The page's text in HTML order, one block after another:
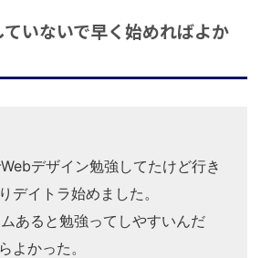
いないで早く始めればよか
デザイン勉強してたけど行き
デイトラ始めました。
あると勉強ってしやすいんだ
よかった。